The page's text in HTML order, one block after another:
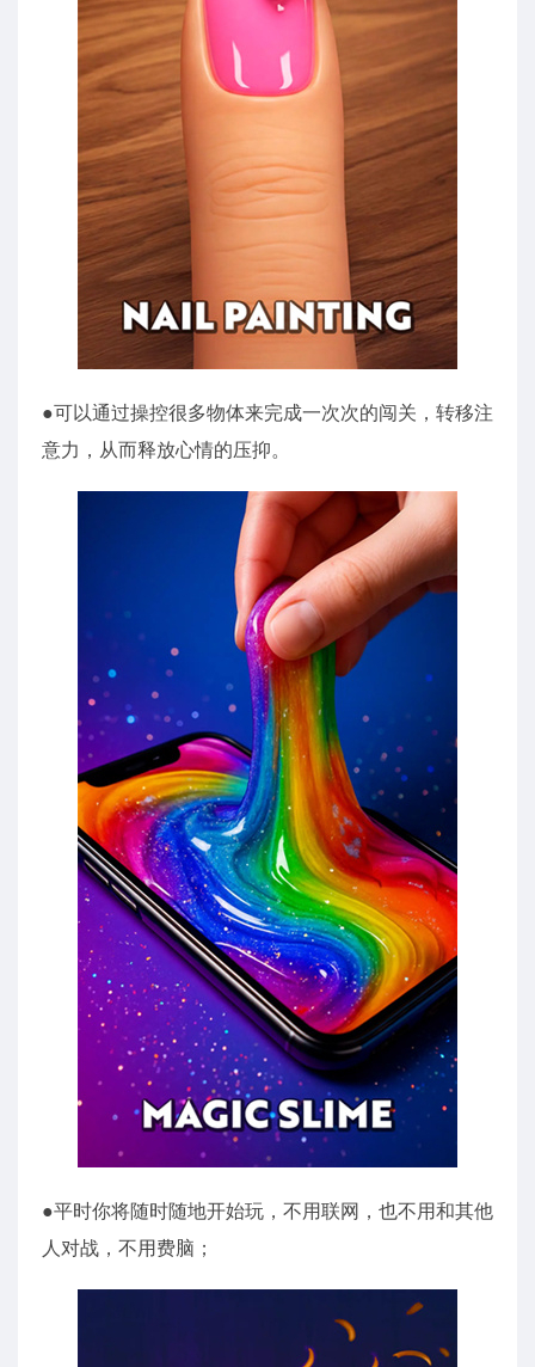
●可以通过操控很多物体来完成一次次的闯关，转移注
意力，从而释放心情的压抑。
●平时你将随时随地开始玩，不用联网，也不用和其他
人对战，不用费脑；